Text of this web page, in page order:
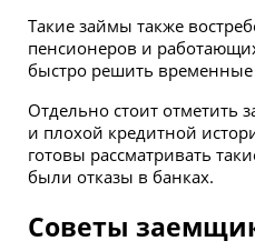
Такие займы также
пенсионеров и
быстро решить
Отдельно стоит отметить
и плохой кредитной
готовы рассматривать
были отказы в банках.
Советы